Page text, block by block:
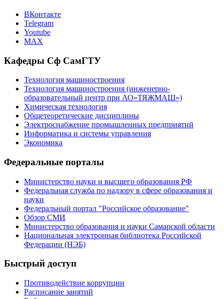
ВКонтакте
Telegram
Youtube
MAX
Кафедры Сф СамГТУ
Технология машиностроения
Технология машиностроения (инженерно-
образовательный центр при АО«ТЯЖМАШ»)
Химическая технология
Общетеоретические дисциплины
Электроснабжение промышленных предприятий
Информатика и системы управления
Экономика
Федеральные порталы
Министерство науки и высшего образования РФ
Федеральная служба по надзору в сфере образования и
науки
Федеральный портал "Российское образование"
Обзор СМИ
Министерство образования и науки Самарской области
Национальная электронная библиотека Российской
Федерации (НЭБ)
Быстрый доступ
Противодействие коррупции
Расписание занятий